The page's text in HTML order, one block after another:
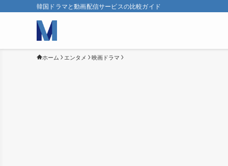
韓国ドラマと動画配信サービスの比較ガイド
ホーム エンタメ 映画ドラマ